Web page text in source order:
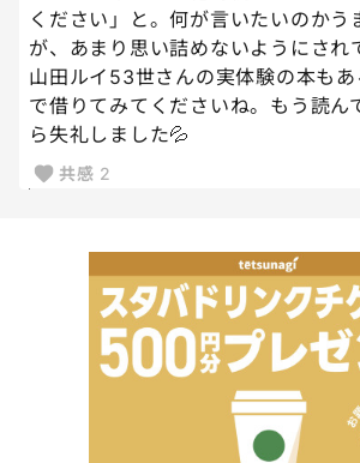
ください」と。何が言いたいのかう
が、あまり思い詰めないようにされ
山田ルイ53世さんの実体験の本も
で借りてみてくださいね。もう読ん
ら失礼しました💦
共感 2